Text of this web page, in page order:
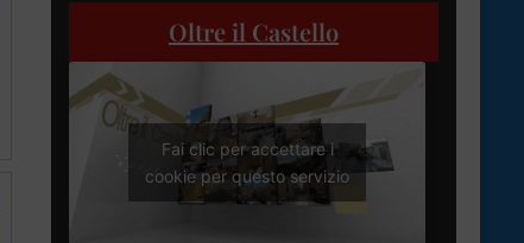
Oltre il Castello
Fai clic per accettare i
cookie per questo servizio